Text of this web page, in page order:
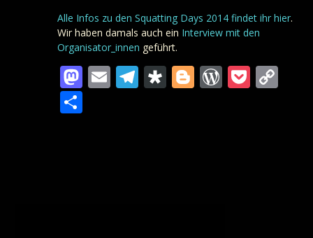
Alle Infos zu den Squatting Days 2014 findet ihr hier.
Wir haben damals auch ein Interview mit den
Organisator_innen geführt.
Mastodon
EmailTelegram
Diaspora
Blogger